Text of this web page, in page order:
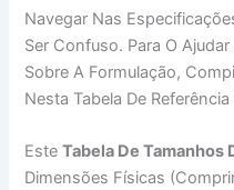
Navegar Nas
Ser Confuso. Para O
Sobre A Formulação,
Nesta Tabela De
EsteTabela De Tamanhos
Dimensões Físicas